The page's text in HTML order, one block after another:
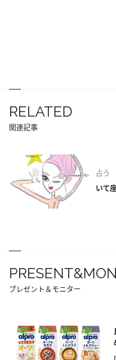
RELATED
関連記事
占う
いて
プレゼント＆モニター